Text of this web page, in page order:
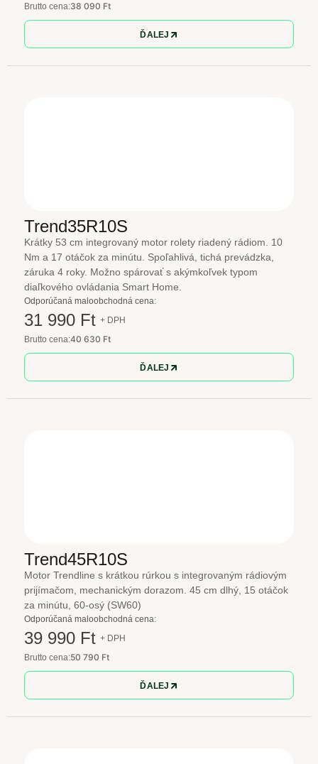
Brutto cena:38 090 Ft
ĎALEJ
Trend35R10S
Krátky 53 cm integrovaný motor rolety riadený rádiom. 10
Nm a 17 otáčok za minútu. Spoľahlivá, tichá prevádzka,
záruka 4 roky. Možno spárovať s akýmkoľvek typom
diaľkového ovládania Smart Home.
Odporúčaná maloobchodná cena:
31 990 Ft + DPH
Brutto cena:40 630 Ft
ĎALEJ
Trend45R10S
Motor Trendline s krátkou rúrkou s integrovaným rádiovým
prijímačom, mechanickým dorazom. 45 cm dlhý, 15 otáčok
za minútu, 60-osý (SW60)
Odporúčaná maloobchodná cena:
39 990 Ft + DPH
Brutto cena:50 790 Ft
ĎALEJ